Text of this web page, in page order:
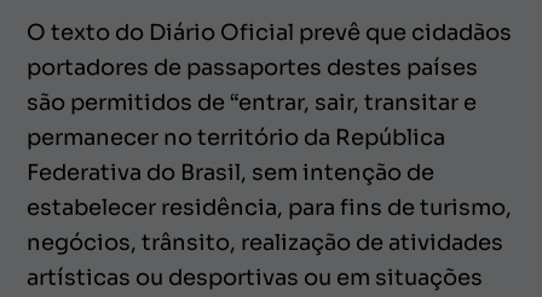
O texto do Diário Oficial prevê que cidadãos
portadores de passaportes destes países
são permitidos de “entrar, sair, transitar e
permanecer no território da República
Federativa do Brasil, sem intenção de
estabelecer residência, para fins de turismo,
negócios, trânsito, realização de atividades
artísticas ou desportivas ou em situações